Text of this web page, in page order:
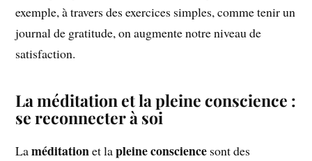
exemple, à travers des exercices simples, comme tenir un
journal de gratitude, on augmente notre niveau de
satisfaction.
La méditation et la pleine conscience :
se reconnecter à soi
Laméditationet lapleine conscience sont des